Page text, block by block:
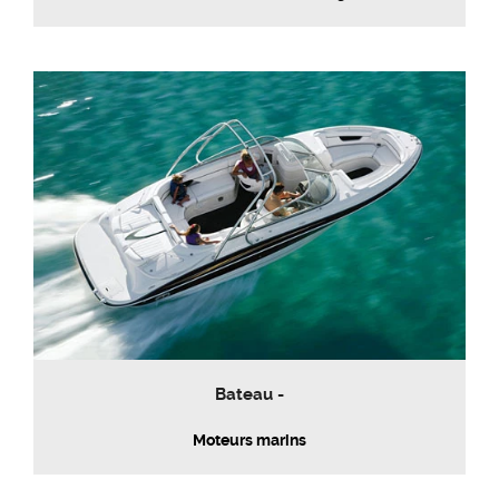
Bateau -
Moteurs marins